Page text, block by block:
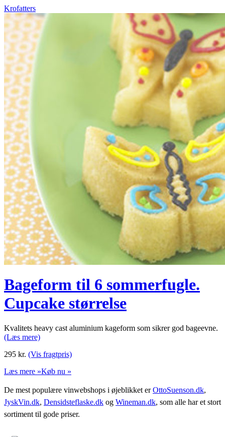
Krofatters
Bageform til 6 sommerfugle.
Cupcake størrelse
Kvalitets heavy cast aluminium kageform som sikrer god bageevne.
(Læs mere)
295 kr. (Vis fragtpris)
Læs mere »Køb nu »
De mest populære vinwebshops i øjeblikket erOttoSuenson.dk,
JyskVin.dk, Densidsteflaske.dk og Wineman.dk, som alle har et stort
sortiment til gode priser.